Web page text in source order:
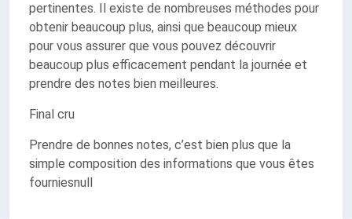
pertinentes. Il existe de nombreuses méthodes pour
obtenir beaucoup plus, ainsi que beaucoup mieux
pour vous assurer que vous pouvez découvrir
beaucoup plus efficacement pendant la journée et
prendre des notes bien meilleures.
Final cru
Prendre de bonnes notes, c’est bien plus que la
simple composition des informations que vous êtes
fourniesnull